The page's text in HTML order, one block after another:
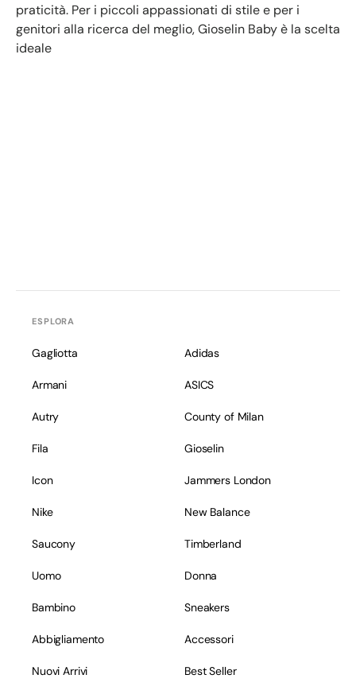
praticità. Per i piccoli appassionati di stile e per i
genitori alla ricerca del meglio, Gioselin Baby è la scelta
ideale
ESPLORA
Gagliotta Adidas
Armani ASICS
Autry County of Milan
Fila Gioselin
Icon Jammers London
Nike New Balance
Saucony Timberland
Uomo Donna
Bambino Sneakers
Abbigliamento Accessori
Nuovi Arrivi Best Seller